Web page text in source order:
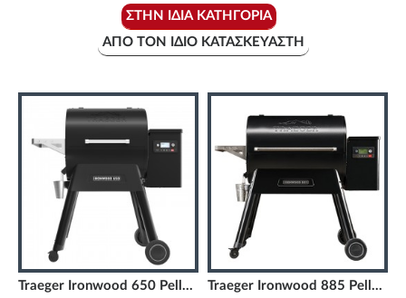
ΣΤΗΝ ΊΔΙΑ ΚΑΤΗΓΟΡΊΑ
ΑΠΌ ΤΟΝ ΊΔΙΟ ΚΑΤΑΣΚΕΥΑΣΤΉ
Traeger Ironwood 650 Pellet Grill Traeger Ironwood 885 Pellet Grill